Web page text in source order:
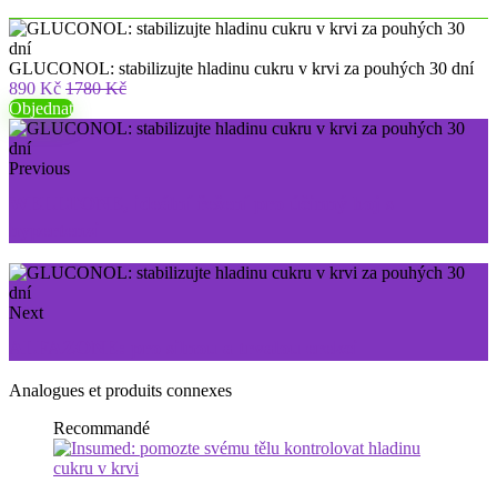
GLUCONOL: stabilizujte hladinu cukru v krvi za pouhých 30 dní
890 Kč 1780 Kč
Objednat
Previous
Next
Analogues et produits connexes
Recommandé